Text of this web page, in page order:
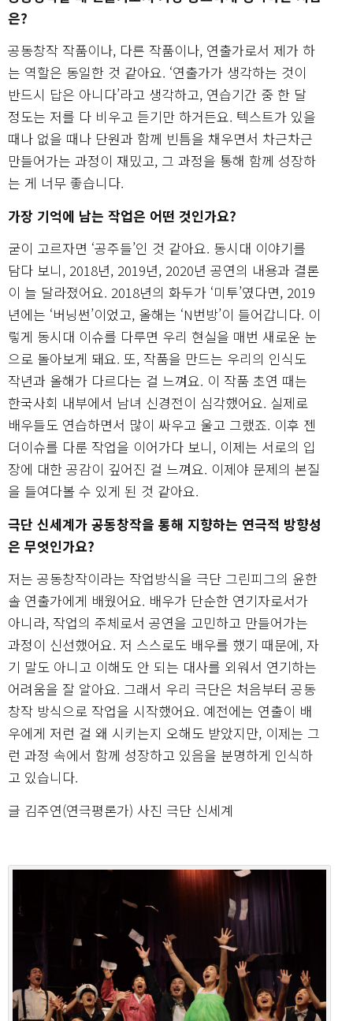
은?
공동창작 작품이나, 다른 작품이나, 연출가로서 제가 하
는 역할은 동일한 것 같아요. ‘연출가가 생각하는 것이
반드시 답은 아니다’라고 생각하고, 연습기간 중 한 달
정도는 저를 다 비우고 듣기만 하거든요. 텍스트가 있을
때나 없을 때나 단원과 함께 빈틈을 채우면서 차근차근
만들어가는 과정이 재밌고, 그 과정을 통해 함께 성장하
는 게 너무 좋습니다.
가장 기억에 남는 작업은 어떤 것인가요?
굳이 고르자면 ‘공주들’인 것 같아요. 동시대 이야기를
담다 보니, 2018년, 2019년, 2020년 공연의 내용과 결론
이 늘 달라졌어요. 2018년의 화두가 ‘미투’였다면, 2019
년에는 ‘버닝썬’이었고, 올해는 ‘N번방’이 들어갑니다. 이
렇게 동시대 이슈를 다루면 우리 현실을 매번 새로운 눈
으로 돌아보게 돼요. 또, 작품을 만드는 우리의 인식도
작년과 올해가 다르다는 걸 느껴요. 이 작품 초연 때는
한국사회 내부에서 남녀 신경전이 심각했어요. 실제로
배우들도 연습하면서 많이 싸우고 울고 그랬죠. 이후 젠
더이슈를 다룬 작업을 이어가다 보니, 이제는 서로의 입
장에 대한 공감이 깊어진 걸 느껴요. 이제야 문제의 본질
을 들여다볼 수 있게 된 것 같아요.
극단 신세계가 공동창작을 통해 지향하는 연극적 방향성
은 무엇인가요?
저는 공동창작이라는 작업방식을 극단 그린피그의 윤한
솔 연출가에게 배웠어요. 배우가 단순한 연기자로서가
아니라, 작업의 주체로서 공연을 고민하고 만들어가는
과정이 신선했어요. 저 스스로도 배우를 했기 때문에, 자
기 말도 아니고 이해도 안 되는 대사를 외워서 연기하는
어려움을 잘 알아요. 그래서 우리 극단은 처음부터 공동
창작 방식으로 작업을 시작했어요. 예전에는 연출이 배
우에게 저런 걸 왜 시키는지 오해도 받았지만, 이제는 그
런 과정 속에서 함께 성장하고 있음을 분명하게 인식하
고 있습니다.
글 김주연(연극평론가) 사진 극단 신세계